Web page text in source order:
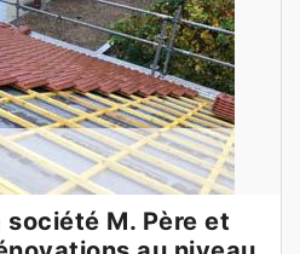
M. Père et